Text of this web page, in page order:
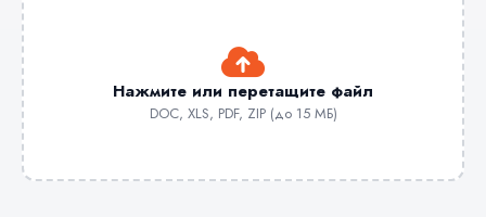
Нажмите или перетащите файл
DOC, XLS, PDF, ZIP (до 15 МБ)